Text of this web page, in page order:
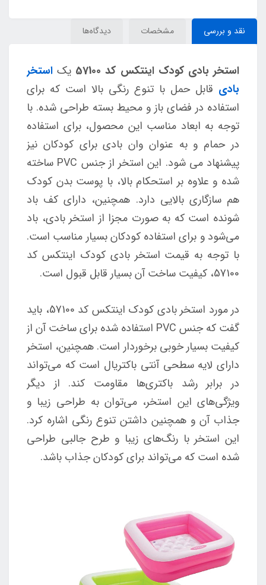
نقد و بررسی مشخصات دیدگاه‌ها
استخر بادی کودک اینتکس کد 57100 یک استخر
بادی قابل حمل با تنوع رنگی بالا است که برای
استفاده در فضای باز و محیط بسته طراحی شده. با
توجه به ابعاد مناسب این محصول، برای استفاده
در حمام و به عنوان وان بادی برای کودکان نیز
پیشنهاد می شود. این استخر از جنس PVC ساخته
شده و علاوه بر استحکام بالا، با پوست بدن کودک
هم سازگاری بالایی دارد. همچنین، دارای کف باد
شونده است که به صورت مجزا از استخر بادی، باد
می‌شود و برای استفاده کودکان بسیار مناسب است.
با توجه به قیمت استخر بادی کودک اینتکس کد
57100، کیفیت ساخت آن بسیار قابل قبول است.
در مورد استخر بادی کودک اینتکس کد 57100، باید
گفت که جنس PVC استفاده شده برای ساخت آن از
کیفیت بسیار خوبی برخوردار است. همچنین، استخر
دارای لایه سطحی آنتی باکتریال است که می‌تواند
در برابر رشد باکتری‌ها مقاومت کند. از دیگر
ویژگی‌های این استخر، می‌توان به طراحی زیبا و
جذاب آن و همچنین داشتن تنوع رنگی اشاره کرد.
این استخر با رنگ‌های زیبا و طرح جالبی طراحی
شده است که می‌تواند برای کودکان جذاب باشد.